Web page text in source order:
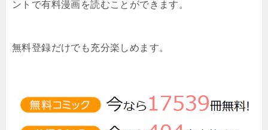
ントで有料漫画を読むことができます。
無料登録だけでも充分楽しめます。